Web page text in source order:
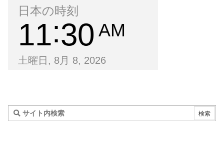
日本の時刻
11 30 AM
土曜日, 8月 8, 2026